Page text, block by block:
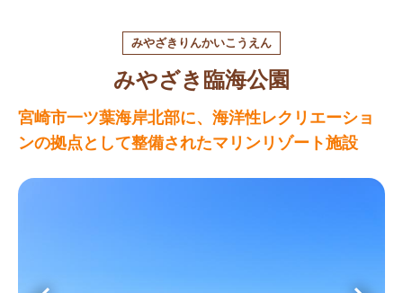
みやざきりんかいこうえん
みやざき臨海公園
宮崎市一ツ葉海岸北部に、海洋性レクリエーショ
ンの拠点として整備されたマリンリゾート施設